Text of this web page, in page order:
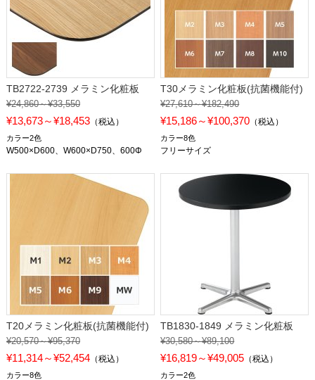
TB2722-2739 メラミン化粧板
¥24,860～¥33,550
¥13,673～¥18,453（税込）
カラー2色
W500×D600、W600×D750、600Φ
T30メラミン化粧板(抗菌機能付)
¥27,610～¥182,490
¥15,186～¥100,370 （税込）
カラー8色
フリーサイズ
T20メラミン化粧板(抗菌機能付)
¥20,570～¥95,370
¥11,314～¥52,454（税込）
カラー8色
TB1830-1849 メラミン化粧板
¥30,580～¥89,100
¥16,819～¥49,005 （税込）
カラー2色